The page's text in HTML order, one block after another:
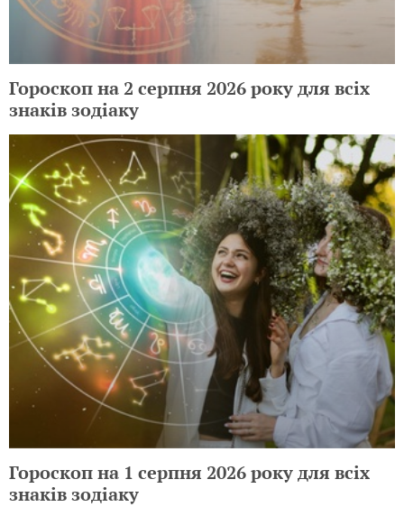
Гороскоп на 2 серпня 2026 року для всіх
знаків зодіаку
Гороскоп на 1 серпня 2026 року для всіх
знаків зодіаку